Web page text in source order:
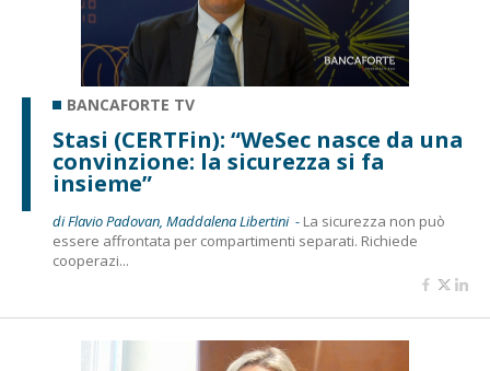
BANCAFORTE TV
Stasi (CERTFin): “WeSec nasce da una
convinzione: la sicurezza si fa
insieme”
di Flavio Padovan, Maddalena Libertini - La sicurezza non può
essere affrontata per compartimenti separati. Richiede
cooperazi...